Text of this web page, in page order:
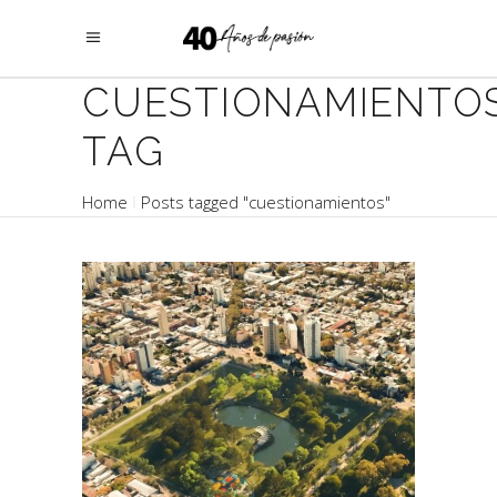
TAG
Home Posts tagged "cuestionamientos"